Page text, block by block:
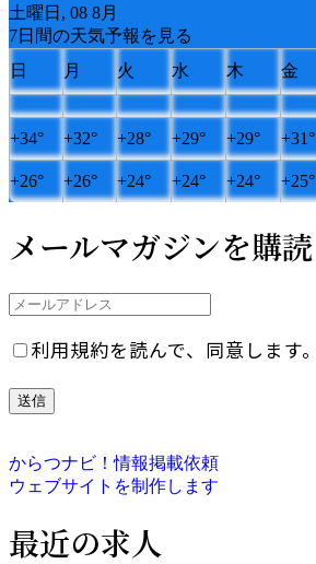
土曜日, 08 8月
7日間の天気予報を見る
日
月 火 水 木 金
+34° +32° +28° +29° +29° +31°
+26° +26° +24° +24° +24° +25°
メールマガジンを購読
利用規約を読んで、同意します。
からつナビ！情報掲載依頼
ウェブサイトを制作します
最近の求人